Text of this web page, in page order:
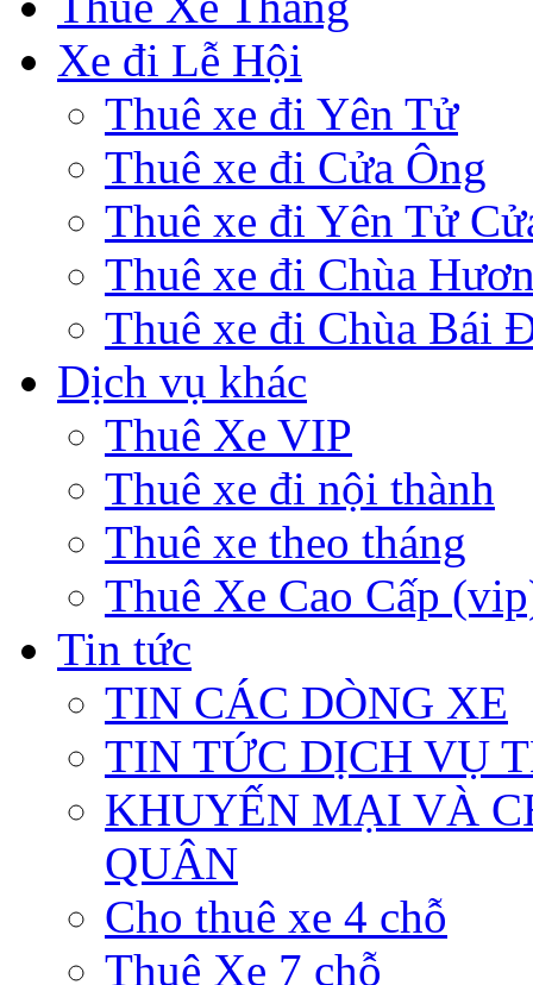
Xe đi Lễ Hội
Thuê xe đi Yên Tử
Thuê xe đi Cửa Ông
Thuê xe đi Yên Tử
Thuê xe đi Chùa
Thuê xe đi Chùa Bái
Dịch vụ khác
Thuê Xe VIP
Thuê xe đi nội thành
Thuê xe theo tháng
Thuê Xe Cao Cấp
Tin tức
TIN CÁC DÒNG XE
TIN TỨC DỊCH VỤ
KHUYẾN MẠI VÀ
QUÂN
Cho thuê xe 4 chỗ
Thuê Xe 7 chỗ